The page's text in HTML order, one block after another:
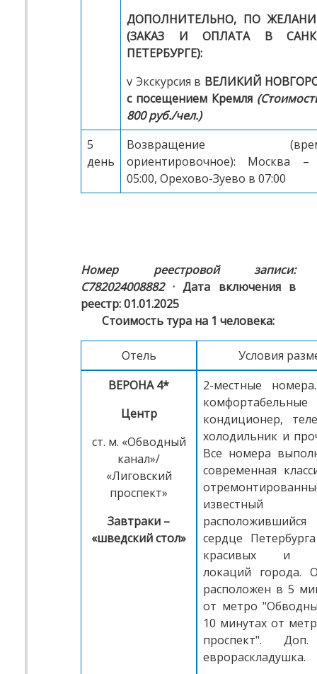
ДОПОЛНИТЕЛЬНО, ПО
(ЗАКАЗ И ОПЛАТА В
ПЕТЕРБУРГЕ):
v Экскурсия в ВЕЛИКИЙ
с посещением Кремля
800 руб./чел.)
5
день
Возвращение
ориентировочное):
Москва
05:00, Орехово-Зуево в 07:00
Номер реестровой записи:
С782024008882· Дата включения в
реестр: 01.01.2025
Стоимость тура на 1 человека:
Отель
Условия
ВЕРОНА 4*
Центр
ст. м. «Обводный
канал»/
«Лиговский
проспект»
Завтраки –
«шведский стол»
2-местные
кондиционер,
холодильник и
Все номера
современная
сердце
красивых и
локаций города.
расположен в 5
от метро
10 минутах от
проспект".
еврораскладушка.